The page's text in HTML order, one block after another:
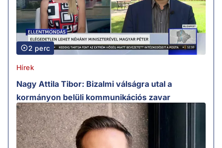
2 perc
Hírek
Nagy Attila Tibor: Bizalmi válságra utal a
kormányon belüli kommunikációs zavar